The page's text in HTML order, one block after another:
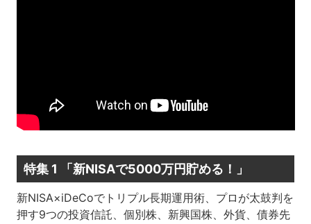
特集 1 「新NISAで5000万円貯める！」
新NISA×iDeCoでトリプル長期運用術、プロが太鼓判を
押す9つの投資信託、個別株、新興国株、外貨、債券先